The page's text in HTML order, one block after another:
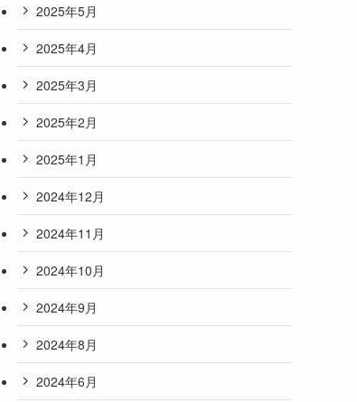
2025年5月
2025年4月
2025年3月
2025年2月
2025年1月
2024年12月
2024年11月
2024年10月
2024年9月
2024年8月
2024年6月